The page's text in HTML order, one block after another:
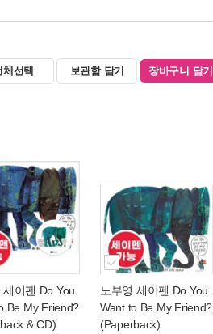
체선택 보관함 담기 장바구니 담기
세이펜 Do You
Be My Friend?
& CD)
노부영 세이펜 Do You
Want to Be My Friend?
(Paperback)